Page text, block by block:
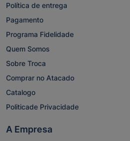
Política de entrega
Pagamento
Programa Fidelidade
Quem Somos
Sobre Troca
Comprar no Atacado
Catalogo
Politicade Privacidade
A Empresa